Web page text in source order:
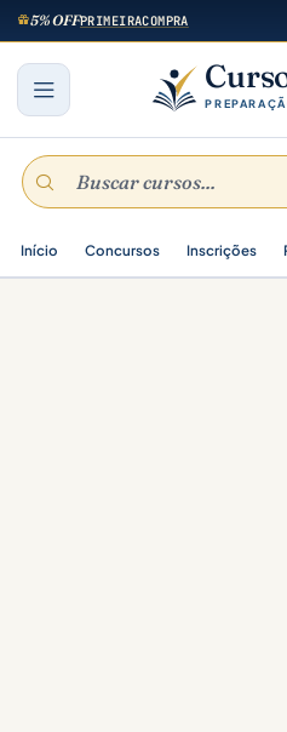
5% OFFPRIMEIRACOMPRA
Início Concursos Inscrições